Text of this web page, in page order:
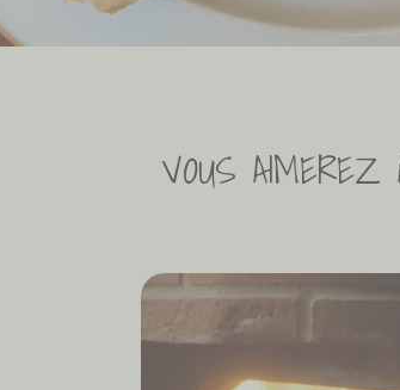
VOUS AIMEREZ